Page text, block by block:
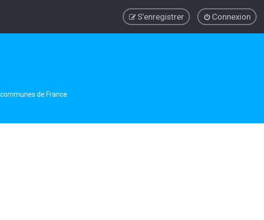
Connexion
S’enregistrer
de France